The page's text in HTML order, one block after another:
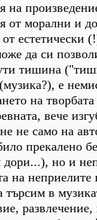
на
от морални и
естетически
да си
тишина
е
на творбата
вече
не само на
прекалено
но и
на неприелите
търсим в